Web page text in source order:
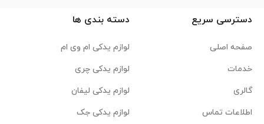
دسترسی سریع
صفحه اصلی
خدمات
گالری
اطلاعات تماس
دسته بندی ها
لوازم یدکی ام وی ام
لوازم یدکی چری
لوازم یدکی لیفان
لوازم یدکی جک